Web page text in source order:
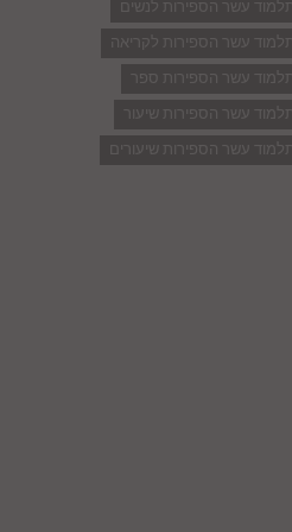
תלמוד עשר הספירות לנשים
תלמוד עשר הספירות לקריאה
תלמוד עשר הספירות ספר
תלמוד עשר הספירות שיעור
תלמוד עשר הספירות שיעורים